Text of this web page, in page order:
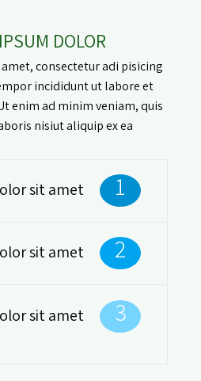
DOLOR
consectetur adi pisicing
incididunt ut labore et
enim ad minim veniam, quis
nisiut aliquip ex ea
1
sit amet
2
sit amet
3
sit amet